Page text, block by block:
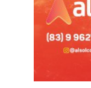
O Edital nº 14/
Comarca de
merecimento. Já o
Mista da Comarca
critério de